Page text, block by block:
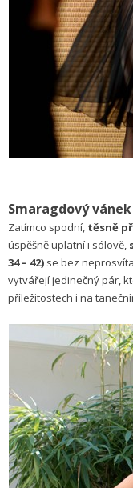
Smaragdový vánek
Zatímco spodní, těsně
úspěšně uplatní i sólově,
34 – 42) se bez
vytvářejí jedinečný pár,
příležitostech i na